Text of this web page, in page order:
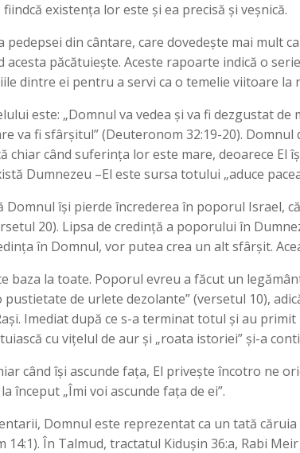
existența lor este și ea precisă și veșnică.
din cântare, care dovedește mai mult
păcătuiește. Aceste rapoarte indică o
dintre ei pentru a servi ca o temelie viitoare la
este: „Domnul va vedea și va fi dezgustat de
va fi sfârșitul” (Deuteronom 32:19-20).
chiar când suferința lor este mare, deoarece El
Dumnezeu –El este sursa totului „aduce
își pierde încrederea în poporul Israel,
20). Lipsa de credință a poporului în
în Domnul, vor putea crea un alt sfârșit.
baza la toate. Poporul evreu a făcut un
de urlete dezolante” (versetul 10),
Imediat după ce s-a terminat totul și au
cu vițelul de aur și „roata istoriei” și-a
când își ascunde fața, El privește încotro ne
început „Îmi voi ascunde fața de ei”.
Domnul este reprezentat ca un tată
În Talmud, tractatul Kidușin 36:a, Rabi